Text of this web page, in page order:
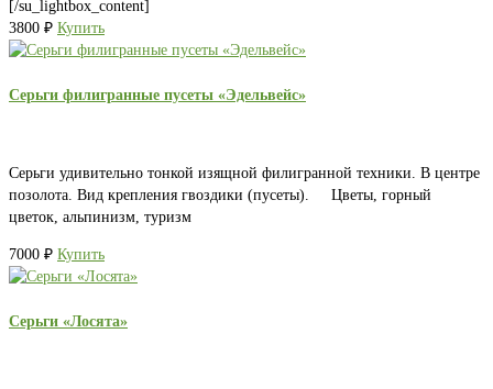
[/su_lightbox_content]
3800 ₽ Купить
Серьги филигранные пусеты «Эдельвейс»
Серьги удивительно тонкой изящной филигранной техники. В центре
позолота. Вид крепления гвоздики (пусеты). Цветы, горный
цветок, альпинизм, туризм
7000 ₽ Купить
Серьги «Лосята»